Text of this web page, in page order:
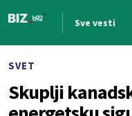
Sve vesti
SVET
Skuplji